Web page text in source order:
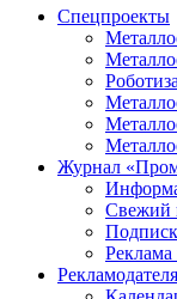
Спецпроекты
Журнал
Свежий